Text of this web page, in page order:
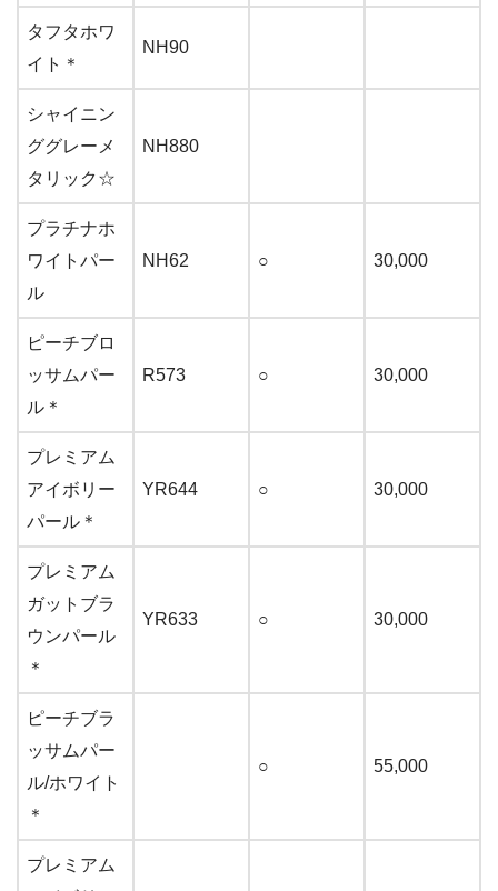
タフタホワ
イト＊
NH90
シャイニン
ググレーメ
タリック☆
NH880
プラチナホ
ワイトパー
ル
NH62 ○ 30,000
ピーチブロ
ッサムパー
ル＊
R573 ○ 30,000
プレミアム
アイボリー
パール＊
YR644 ○ 30,000
プレミアム
ガットブラ
ウンパール
＊
YR633 ○ 30,000
ピーチブラ
ッサムパー
ル/ホワイト
＊
○ 55,000
プレミアム